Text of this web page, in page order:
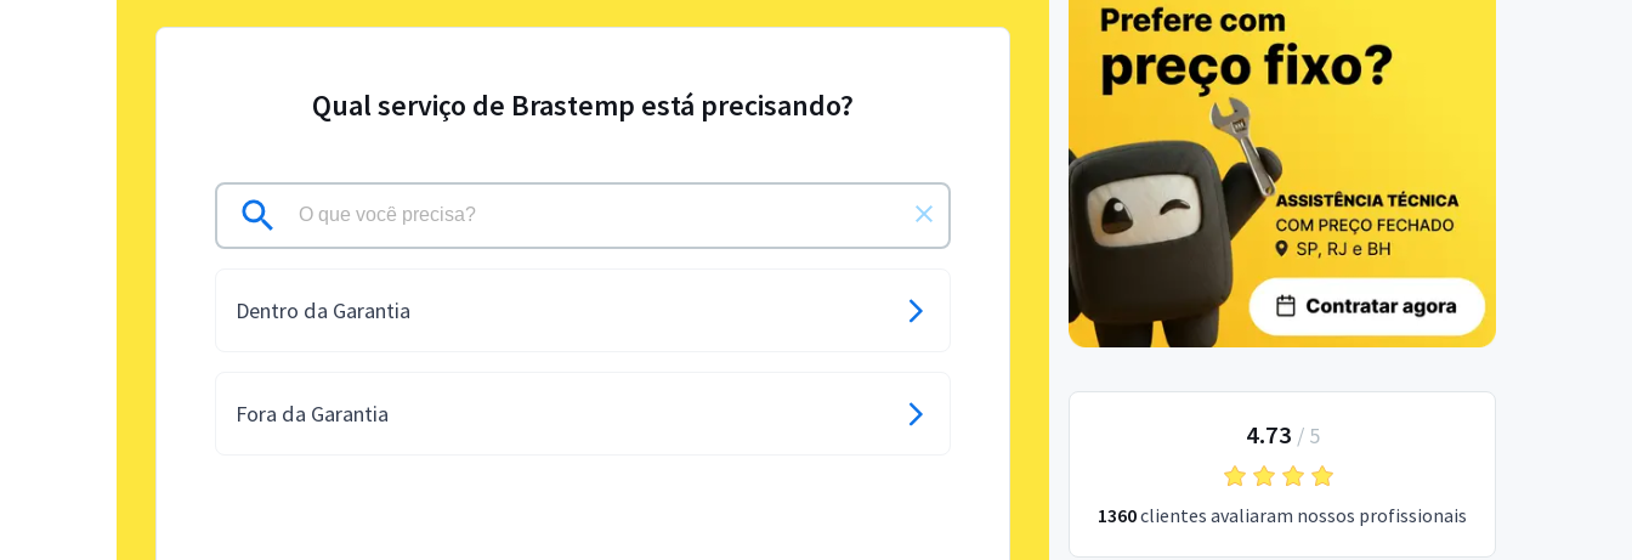
Qual serviço de Brastemp está precisando?
Dentro da Garantia
Fora da Garantia
4.73 / 5
1360clientes avaliaram nossos profissionais